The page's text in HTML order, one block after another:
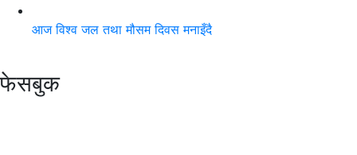
आज विश्व जल तथा मौसम दिवस मनाइँदै
फेसबुक